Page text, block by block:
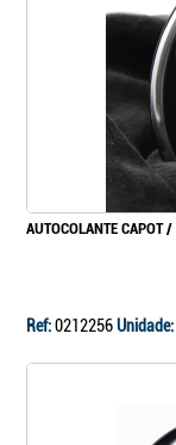
AUTOCOLANTE
Ref:0212256Unidade: